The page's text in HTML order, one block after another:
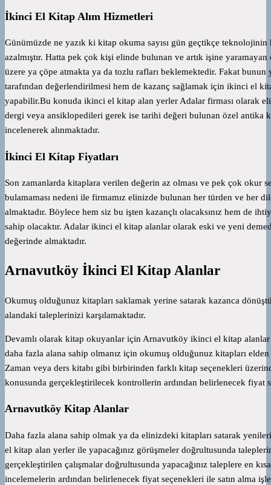
İkinci El Kitap Alım Hizmetleri
Günümüzde ne yazık ki kitap okuma sayısı gün geçtikçe teknolojinin
azalmıştır. Hatta pek çok kişi elinde bulunan ve artık işine
üzere ya çöpe atmakta ya da tozlu rafları beklemektedir. Fakat bunun
tarafından değerlendirilmesi hem de kazanç sağlamak için ikinci el
yapabilir.Bu konuda ikinci el kitap alan yerler Adalar firması olarak
dergi veya ansiklopedileri gerek ise tarihi değeri bulunan özel antika
incelenerek alınmaktadır.
İkinci El Kitap Fiyatları
Son zamanlarda kitaplara verilen değerin az olması ve pek çok okur
bulamaması nedeni ile firmamız elinizde bulunan her türden ve her
almaktadır. Böylece hem siz bu işten kazançlı olacaksınız hem de
sahip olacaktır. Adalar ikinci el kitap alanlar olarak eski ve yeni
değerinde almaktadır.
Arnavutköy İkinci El Kitap Alanlar
Okumuş olduğunuz kitapları saklamak yerine satarak kazanca
alandaki taleplerinizi karşılamaktadır.
Devamlı olarak kitap okuyanlar için Arnavutköy ikinci el kitap alanlar
daha fazla alana sahip olmanız için okumuş olduğunuz kitapları elden
Zaman veya ders kitabı gibi birbirinden farklı kitap seçenekleri
konusunda gerçekleştirilecek kontrollerin ardından belirlenecek fiyat
Arnavutköy Kitap Alanlar
Daha fazla alana sahip olmak ya da elinizdeki kitapları satarak
el kitap alan yerler ile yapacağınız görüşmeler doğrultusunda
gerçekleştirilen çalışmalar doğrultusunda yapacağınız taleplere en
incelemelerin ardından belirlenecek fiyat seçenekleri ile satın alma